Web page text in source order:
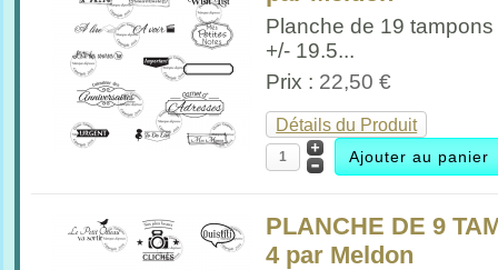
Planche de 19 tampons
+/- 19.5...
Prix : 22,50 €
Détails du Produit
PLANCHE DE 9
4 par Meldon